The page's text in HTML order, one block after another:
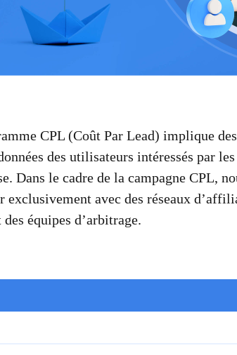
CPL (Coût Par Lead) implique
des utilisateurs intéressés par
Dans le cadre de la campagne CPL,
exclusivement avec des réseaux
équipes d’arbitrage.